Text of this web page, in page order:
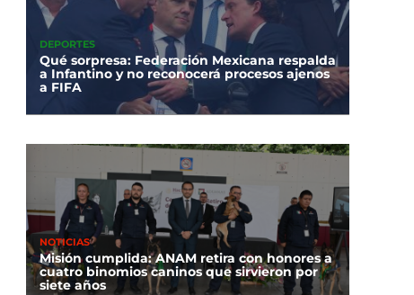
DEPORTES
Qué sorpresa: Federación Mexicana respalda
a Infantino y no reconocerá procesos ajenos
a FIFA
NOTICIAS
Misión cumplida: ANAM retira con honores a
cuatro binomios caninos que sirvieron por
siete años